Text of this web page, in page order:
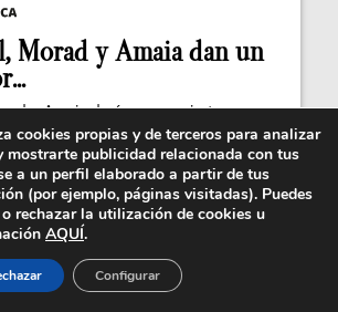
Morad y Amaia dan un
y Amaia darán un concierto
apoyar la cultura y la causa...
cookies propias y de terceros para analizar
mostrarte publicidad relacionada con tus
a un perfil elaborado a partir de tus
(por ejemplo, páginas visitadas). Puedes
rechazar la utilización de cookies u
AQUÍ.
Configurar